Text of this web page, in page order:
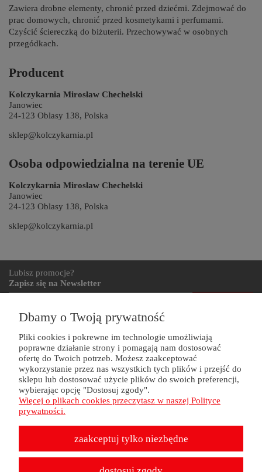
Zawiera drobne elementy, chronić przed dziećmi. Zdejmować do
prac domowych, chronić przed kosmetykami i perfumami.
Czyścić ściereczką do biżuterii. Przechowywać w osobnych
przegódkach.
Producent
Kolczykarnia Mirosław Chechelski
Janowiec
24-123 Oblasy 138, Polska
sklep@kolczykarnia.pl
Osoba odpowiedzialna na terenie UE
Kolczykarnia Mirosław Chechelski
Janowiec
24-123 Oblasy 138, Polska
sklep@kolczykarnia.pl
Lubisz promocje?
Zapisz się na Newsletter
ZAKUPY
POMOC
INFORMACJE
Dbamy o Twoją prywatność
Pliki cookies i pokrewne im technologie umożliwiają
poprawne działanie strony i pomagają nam dostosować
ofertę do Twoich potrzeb. Możesz zaakceptować
wykorzystanie przez nas wszystkich tych plików i przejść do
sklepu lub dostosować użycie plików do swoich preferencji,
wybierając opcję "Dostosuj zgody".
Więcej o plikach cookies przeczytasz w naszej Polityce
prywatności.
zaakceptuj tylko niezbędne